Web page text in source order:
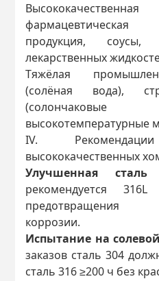
продукция, соусы,
лекарственных
Тяжёлая
(солёная вода),
высокотемпературные
IV.
высококачественных
Улучшенная сталь
рекомендуется
предотвращения
коррозии.
Испытание на
заказов сталь 304
сталь 316 ≥200 ч без